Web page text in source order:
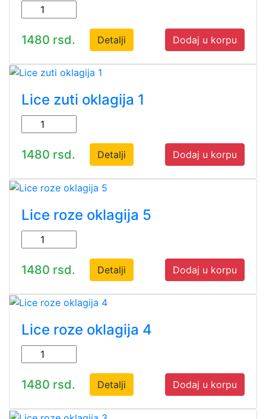
1480 rsd. Detalji Dodaj u korpu
Lice zuti oklagija 1
1480 rsd. Detalji Dodaj u korpu
Lice roze oklagija 5
1480 rsd. Detalji Dodaj u korpu
Lice roze oklagija 4
1480 rsd. Detalji Dodaj u korpu